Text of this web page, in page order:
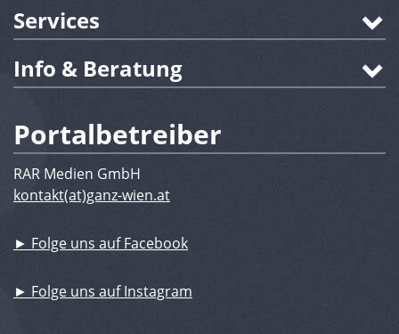
Services
Info & Beratung
Portalbetreiber
RAR Medien GmbH
kontakt(at)ganz-wien.at
► Folge uns auf Facebook
► Folge uns auf Instagram